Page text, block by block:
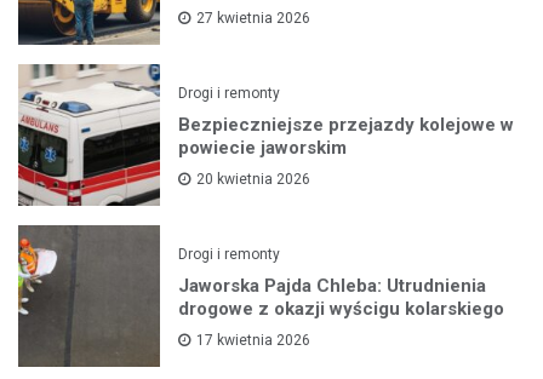
27 kwietnia 2026
Drogi i remonty
Bezpieczniejsze przejazdy kolejowe w
powiecie jaworskim
20 kwietnia 2026
Drogi i remonty
Jaworska Pajda Chleba: Utrudnienia
drogowe z okazji wyścigu kolarskiego
17 kwietnia 2026